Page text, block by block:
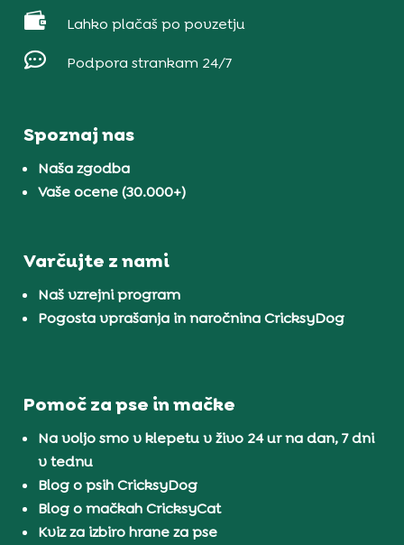
 Lahko plačaš po povzetju
 Podpora strankam 24/7
Spoznaj nas
Naša zgodba
Vaše ocene (30.000+)
Varčujte z nami
Naš vzrejni program
Pogosta vprašanja in naročnina CricksyDog
Pomoč za pse in mačke
Na voljo smo v klepetu v živo 24 ur na dan, 7 dni
v tednu
Blog o psih CricksyDog
Blog o mačkah CricksyCat
Kviz za izbiro hrane za pse